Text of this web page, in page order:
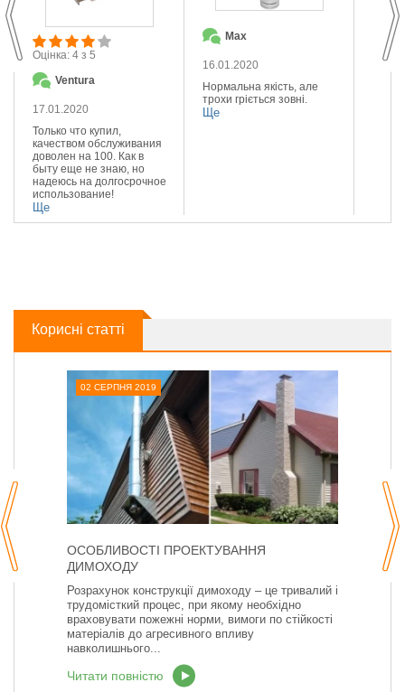
Max
16.01.2020
Нормальна якість, але
трохи гріється зовні.
Ще
Оцінка: 4 з 5
Ventura
17.01.2020
Только что купил,
качеством обслуживания
доволен на 100. Как в
быту еще не знаю, но
надеюсь на долгосрочное
использование!
Ще
Корисні статті
02 СЕРПНЯ 2019
ОСОБЛИВОСТІ ПРОЕКТУВАННЯ
ДИМОХОДУ
Розрахунок конструкції димоходу – це тривалий і
трудомісткий процес, при якому необхідно
враховувати пожежні норми, вимоги по стійкості
матеріалів до агресивного впливу
навколишнього...
Читати повністю